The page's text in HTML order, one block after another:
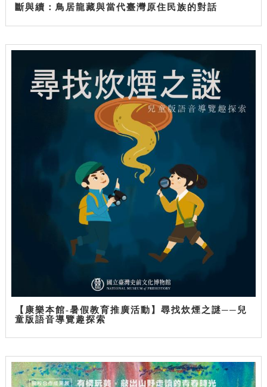
斷與續：鳥居龍藏與當代臺灣原住民族的對話
【康樂本館-暑假教育推廣活動】尋找炊煙之謎──兒
童版語音導覽趣探索